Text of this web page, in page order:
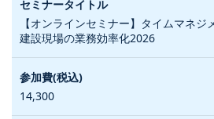
【オンラインセミナー】タイムマネジ
建設現場の業務効率化2026
14,300